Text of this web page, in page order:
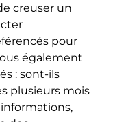
creuser un
pour
également
: sont-ils
plusieurs mois